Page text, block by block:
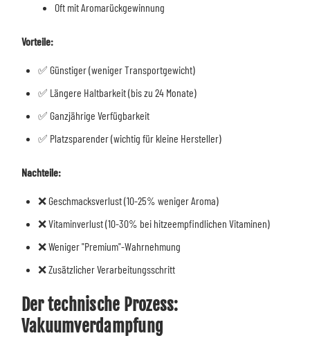
Oft mit Aromarückgewinnung
Vorteile:
✅ Günstiger (weniger Transportgewicht)
✅ Längere Haltbarkeit (bis zu 24 Monate)
✅ Ganzjährige Verfügbarkeit
✅ Platzsparender (wichtig für kleine Hersteller)
Nachteile:
❌ Geschmacksverlust (10-25% weniger Aroma)
❌ Vitaminverlust (10-30% bei hitzeempfindlichen Vitaminen)
❌ Weniger "Premium"-Wahrnehmung
❌ Zusätzlicher Verarbeitungsschritt
Der technische Prozess:
Vakuumverdampfung